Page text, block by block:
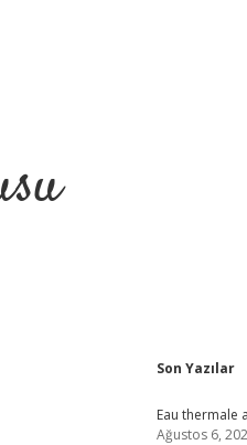
Son Yazılar
Eau thermale
Ağustos 6,